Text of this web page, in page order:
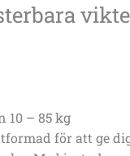
10 – 85 kg
för att ge